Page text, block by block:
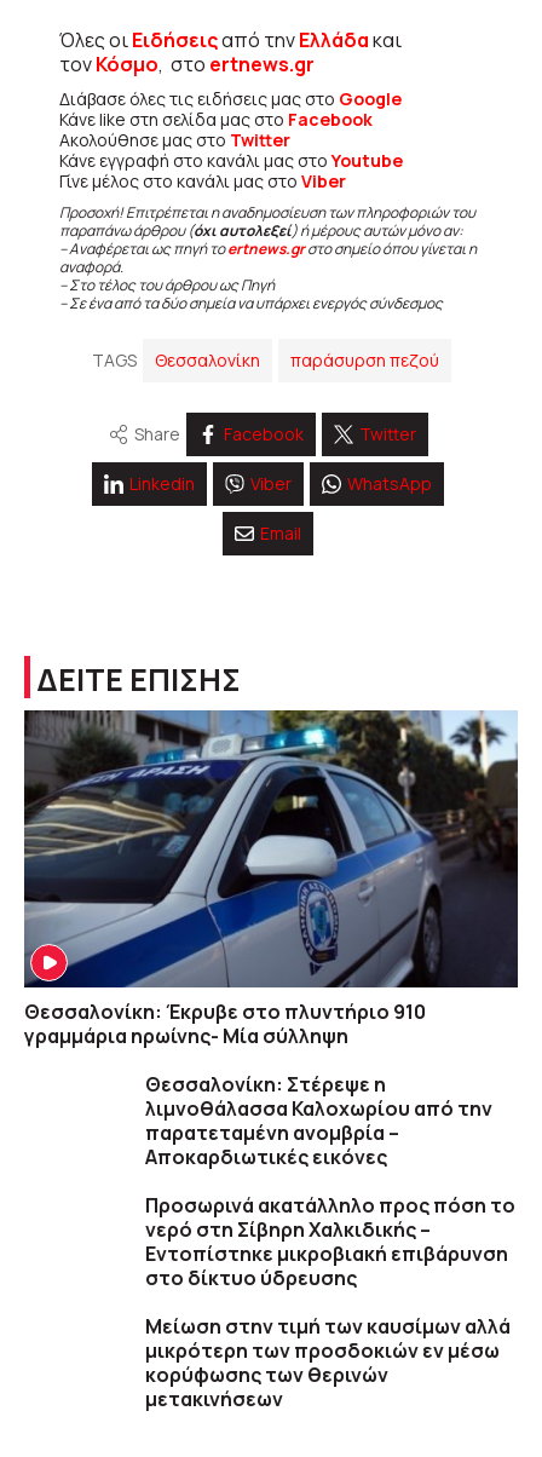
Όλες οιΕιδήσειςαπό τηνΕλλάδακαι
τονΚόσμο, στο ertnews.gr
Διάβασε όλες τις ειδήσεις μας στο Google
Κάνε like στη σελίδα μας στο Facebook
Ακολούθησε μας στο Twitter
Κάνε εγγραφή στο κανάλι μας στοYoutube
Γίνε μέλος στο κανάλι μας στο Viber
Προσοχή! Επιτρέπεται η αναδημοσίευση των πληροφοριών του
παραπάνω άρθρου (όχι αυτολεξεί) ή μέρους αυτών μόνο αν:
– Αναφέρεται ως πηγή τοertnews.grστο σημείο όπου γίνεται η
αναφορά.
– Στο τέλος του άρθρου ως Πηγή
– Σε ένα από τα δύο σημεία να υπάρχει ενεργός σύνδεσμος
TAGS Θεσσαλονίκη παράσυρση πεζού
Share Facebook Twitter
Linkedin Viber WhatsApp
Email
ΔΕΙΤΕ ΕΠΙΣΗΣ
Θεσσαλονίκη: Έκρυβε στο πλυντήριο 910
γραμμάρια ηρωίνης- Μία σύλληψη
Θεσσαλονίκη: Στέρεψε η
λιμνοθάλασσα Καλοχωρίου από την
παρατεταμένη ανομβρία –
Αποκαρδιωτικές εικόνες
Προσωρινά ακατάλληλο προς πόση το
νερό στη Σίβηρη Χαλκιδικής –
Εντοπίστηκε μικροβιακή επιβάρυνση
στο δίκτυο ύδρευσης
Μείωση στην τιμή των καυσίμων αλλά
μικρότερη των προσδοκιών εν μέσω
κορύφωσης των θερινών
μετακινήσεων